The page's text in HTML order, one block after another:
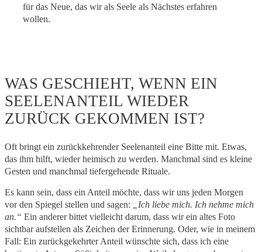
für das Neue, das wir als Seele als Nächstes erfahren
wollen.
WAS GESCHIEHT, WENN EIN
SEELENANTEIL WIEDER
ZURÜCK GEKOMMEN IST?
Oft bringt ein zurückkehrender Seelenanteil eine Bitte mit. Etwas,
das ihm hilft, wieder heimisch zu werden. Manchmal sind es kleine
Gesten und manchmal tiefergehende Rituale.
Es kann sein, dass ein Anteil möchte, dass wir uns jeden Morgen
vor den Spiegel stellen und sagen:
„Ich liebe mich. Ich nehme mich
an.“ Ein anderer bittet vielleicht darum, dass wir ein altes Foto
sichtbar aufstellen als Zeichen der Erinnerung. Oder, wie in meinem
Fall: Ein zurückgekehrter Anteil wünschte sich, dass ich eine